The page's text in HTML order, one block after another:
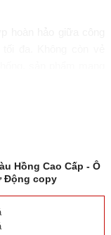
hoàn hảo giữa công
trong vài giây, chiếc
Hồng Cao Cấp - Ô
Động copy